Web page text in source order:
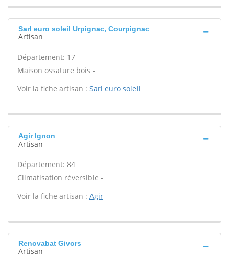
Sarl euro soleil Urpignac, Courpignac
Artisan
Département: 17
Maison ossature bois -
Voir la fiche artisan : Sarl euro soleil
Agir Ignon
Artisan
Département: 84
Climatisation réversible -
Voir la fiche artisan : Agir
Renovabat Givors
Artisan